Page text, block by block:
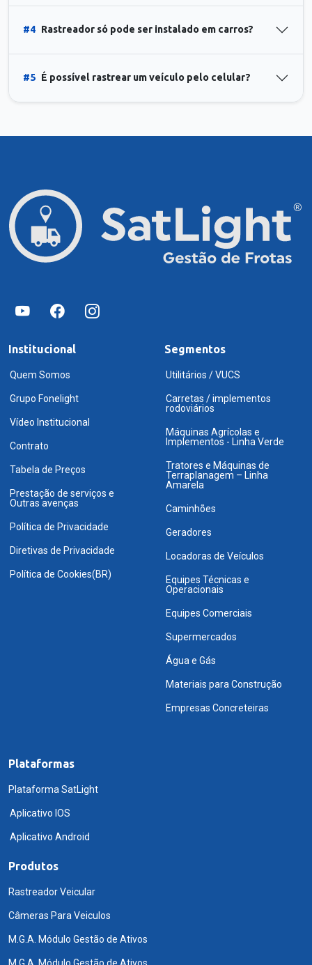
#4 Rastreador só pode ser instalado em carros?
#5 É possível rastrear um veículo pelo celular?
Institucional
Quem Somos
Grupo Fonelight
Vídeo Institucional
Contrato
Tabela de Preços
Prestação de serviços e
Outras avenças
Política de Privacidade
Diretivas de Privacidade
Política de Cookies(BR)
Segmentos
Utilitários / VUCS
Carretas / implementos
rodoviários
Máquinas Agrícolas e
Implementos - Linha Verde
Tratores e Máquinas de
Terraplanagem – Linha
Amarela
Caminhões
Geradores
Locadoras de Veículos
Equipes Técnicas e
Operacionais
Equipes Comerciais
Supermercados
Água e Gás
Materiais para Construção
Empresas Concreteiras
Plataformas
Plataforma SatLight
Aplicativo IOS
Aplicativo Android
Produtos
Rastreador Veicular
Câmeras Para Veiculos
M.G.A. Módulo Gestão de Ativos